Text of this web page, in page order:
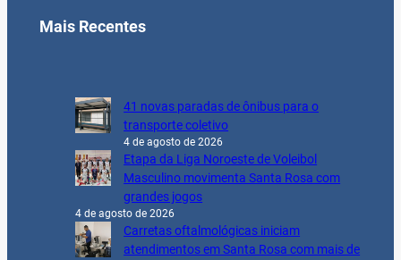
Mais Recentes
41 novas paradas de ônibus para o
transporte coletivo
4 de agosto de 2026
Etapa da Liga Noroeste de Voleibol
Masculino movimenta Santa Rosa com
grandes jogos
4 de agosto de 2026
Carretas oftalmológicas iniciam
atendimentos em Santa Rosa com mais de